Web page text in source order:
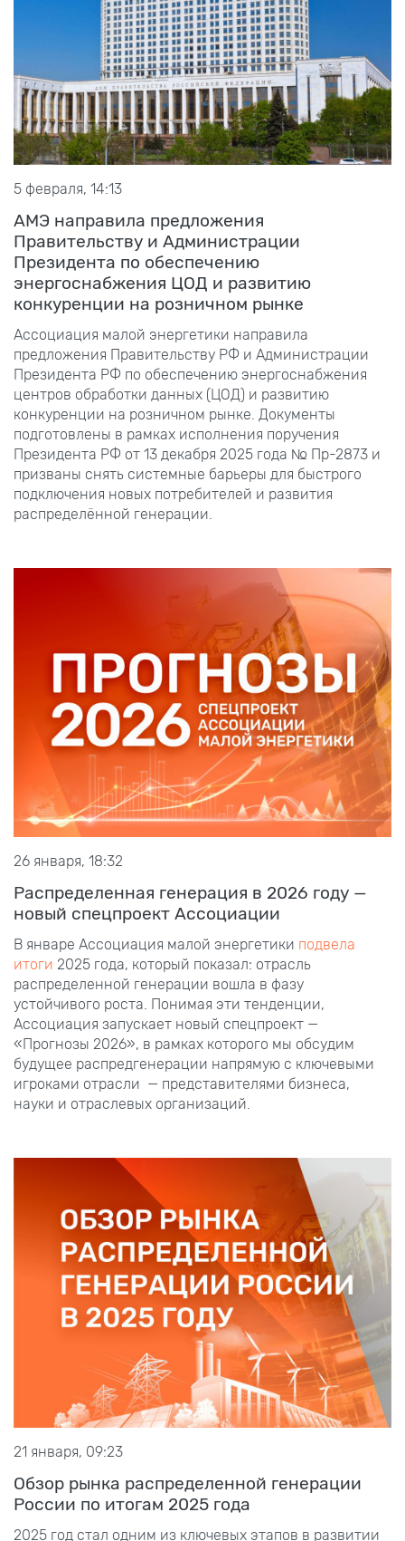
5 февраля, 14:13
АМЭ направила предложения
Правительству и Администрации
Президента по обеспечению
энергоснабжения ЦОД и развитию
конкуренции на розничном рынке
Ассоциация малой энергетики направила
предложения Правительству РФ и Администрации
Президента РФ по обеспечению энергоснабжения
центров обработки данных (ЦОД) и развитию
конкуренции на розничном рынке. Документы
подготовлены в рамках исполнения поручения
Президента РФ от 13 декабря 2025 года № Пр-2873 и
призваны снять системные барьеры для быстрого
подключения новых потребителей и развития
распределённой генерации.
26 января, 18:32
Распределенная генерация в 2026 году —
новый спецпроект Ассоциации
В январе Ассоциация малой энергетики подвела
итоги 2025 года, который показал: отрасль
распределенной генерации вошла в фазу
устойчивого роста. Понимая эти тенденции,
Ассоциация запускает новый спецпроект —
«Прогнозы 2026», в рамках которого мы обсудим
будущее распредгенерации напрямую с ключевыми
игроками отрасли — представителями бизнеса,
науки и отраслевых организаций.
21 января, 09:23
Обзор рынка распределенной генерации
России по итогам 2025 года
2025 год стал одним из ключевых этапов в развитии